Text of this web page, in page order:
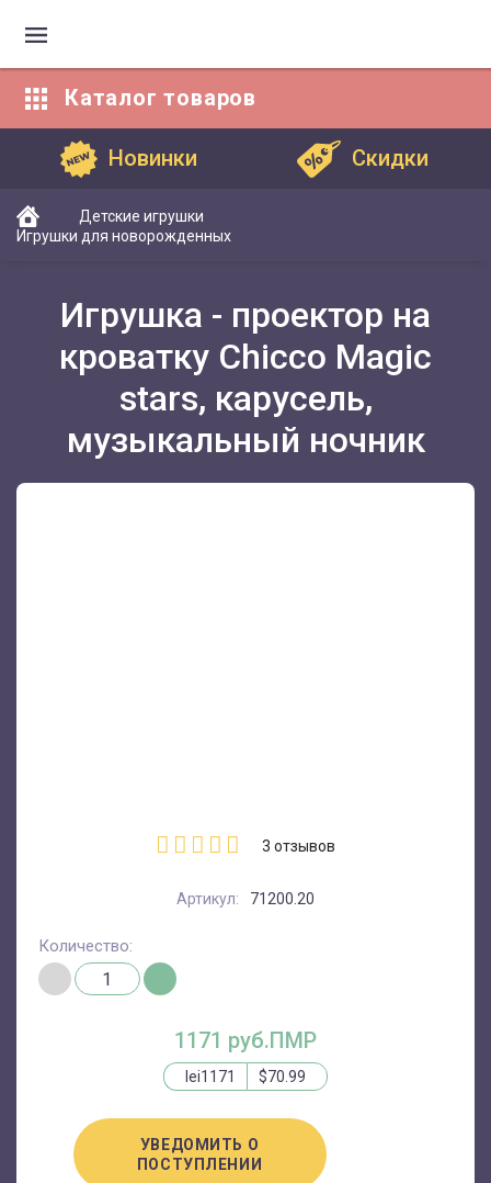
Каталог товаров
Новинки Скидки
Детские игрушки
Игрушки для новорожденных
Игрушка - проектор на
кроватку Chicco Magic
stars, карусель,
музыкальный ночник
3 отзывов
Артикул: 71200.20
1171 руб.ПМР
lei1171 $70.99
УВЕДОМИТЬ О
ПОСТУПЛЕНИИ
Количество: